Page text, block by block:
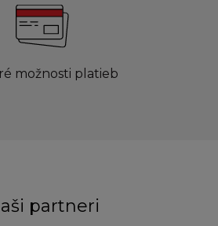
možnosti platieb
partneri